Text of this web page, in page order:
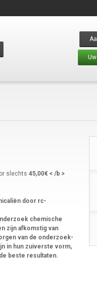
slechts 45,00€ < /b >
door rc-
chemische
zijn afkomstig van
van de onderzoek-
in hun zuiverste vorm,
beste resultaten.